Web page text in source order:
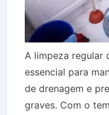
A limpeza regular
essencial para
de drenagem e
graves. Com o